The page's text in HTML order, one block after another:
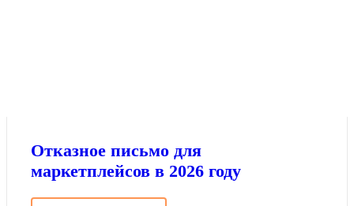
Отказное письмо для
маркетплейсов в 2026 году